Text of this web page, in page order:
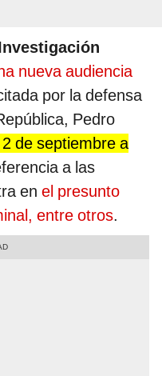
nueva audiencia
por la defensa
Pedro
de septiembre a
a las
en el presunto
entre otros.